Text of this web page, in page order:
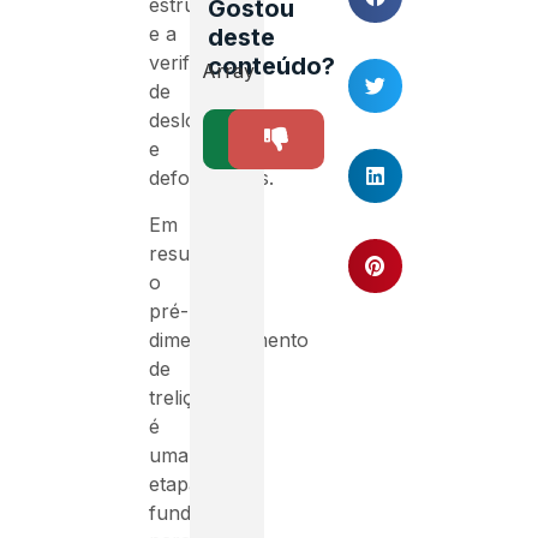
estrutura
e a
verificação
de
deslocamentos
e
deformações.
Em
resumo,
o
pré-
dimensionamento
de
treliças
é
uma
etapa
fundamental
Gostou
deste
conteúdo?
Array
46